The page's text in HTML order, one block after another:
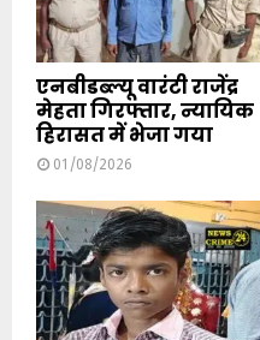
एनबीडब्ल्यू वारंटी राजेंद्र
मेहता गिरफ्तार, न्यायिक
हिरासत में भेजा गया
01/08/2026